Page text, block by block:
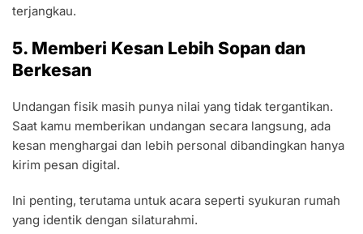
terjangkau.
5. Memberi Kesan Lebih Sopan dan
Berkesan
Undangan fisik masih punya nilai yang tidak tergantikan.
Saat kamu memberikan undangan secara langsung, ada
kesan menghargai dan lebih personal dibandingkan hanya
kirim pesan digital.
Ini penting, terutama untuk acara seperti syukuran rumah
yang identik dengan silaturahmi.